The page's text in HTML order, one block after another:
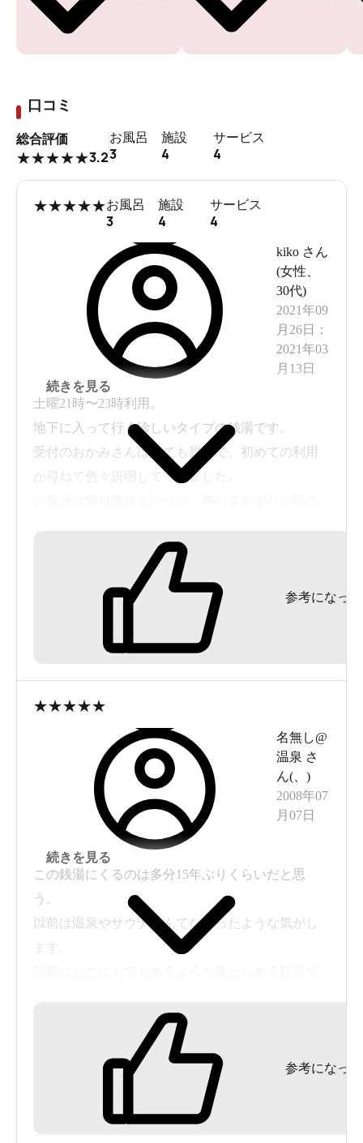
口コミ
総合評価
★★★★★3.2
お風呂
3
施設
4
サービス
4
★★★★★お風呂
3
施設
4
サービス
4
kiko さん
(女性
30代)
2021年09
月26日
：
2021年03
月13日
土曜21時〜23時利用。
地下に入って行く珍しいタイプの銭湯です。
受付のおかみさんはとても親切で、初めての利用
か尋ねて色々説明してくれました。
呂があったりと、ちょっと変わってます。
サウナもあり雨の日はサービス料金で入れるとの
情報を得て期待して訪問しましたがそのサービス
は終了していました。でも通常でも250円でバスタ
オル付きととってもお得です。時間帯のためかサ
続きを見る
参考になった
★★★★★
名無し@
温泉 さ
ん(
)
2008年07
月07日
この銭湯にくるのは多分15年ぶりくらいだと思
う。
以前は温泉やサウナなんてなかったような気がし
ます。
肝心の温泉浴槽は仕切りの中にあるがちょっと狭
このあたりで見かける少し透明度の高いカラメル
銭湯に温泉がついているくらいの割りには中々良
続きを見る
参考になった